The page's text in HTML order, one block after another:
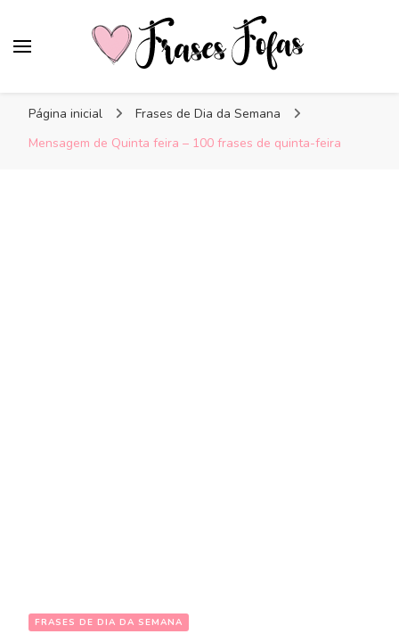
Página inicial
Frases de Dia da Semana
Mensagem de Quinta feira – 100 frases de quinta-feira
FRASES DE DIA DA SEMANA